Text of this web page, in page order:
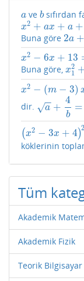
a
ave b
bsıfırdan
x2 + ax + a +
x2+ax +a+ b= 0
Buna göre 2a +
2a+b
x2 − 6x + 13
x2−6x +13 =0
Buna göre, x2
1
x12+
x2 − (m − 3)
x2−(m −3)x+4 =0
dir.
a
−
−
√ +
4
b
=
a+4 b= 2
(x2 − 3x + 4)2
(x2− 3x +4)2 −x 2+3
köklerinin
Tüm
Akademik
Akademik Fizik
Teorik